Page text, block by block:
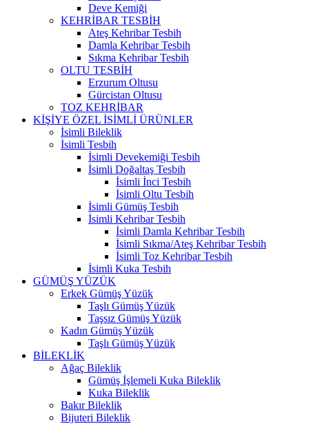
Deve Kemiği
KEHRİBAR TESBİH
Ateş Kehribar Tesbih
Damla Kehribar Tesbih
Sıkma Kehribar Tesbih
OLTU TESBİH
Erzurum Oltusu
Gürcistan Oltusu
TOZ KEHRİBAR
KİŞİYE ÖZEL İSİMLİ ÜRÜNLER
İsimli Bileklik
İsimli Tesbih
İsimli Devekemiği Tesbih
İsimli Doğaltaş Tesbih
İsimli İnci Tesbih
İsimli Oltu Tesbih
İsimli Gümüş Tesbih
İsimli Kehribar Tesbih
İsimli Damla Kehribar Tesbih
İsimli Sıkma/Ateş Kehribar Tesbih
İsimli Toz Kehribar Tesbih
İsimli Kuka Tesbih
GÜMÜŞ YÜZÜK
Erkek Gümüş Yüzük
Taşlı Gümüş Yüzük
Taşsız Gümüş Yüzük
Kadın Gümüş Yüzük
Taşlı Gümüş Yüzük
BİLEKLİK
Ağaç Bileklik
Gümüş İşlemeli Kuka Bileklik
Kuka Bileklik
Bakır Bileklik
Bijuteri Bileklik